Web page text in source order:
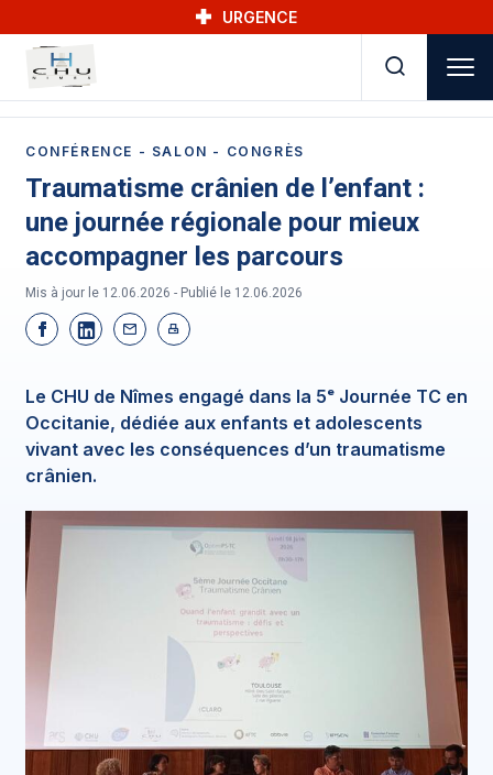
URGENCE
CONFÉRENCE - SALON - CONGRÈS
Traumatisme crânien de l’enfant :
une journée régionale pour mieux
accompagner les parcours
Mis à jour le 12.06.2026 - Publié le 12.06.2026
Le CHU de Nîmes engagé dans la 5ᵉ Journée TC en
Occitanie, dédiée aux enfants et adolescents
vivant avec les conséquences d’un traumatisme
crânien.